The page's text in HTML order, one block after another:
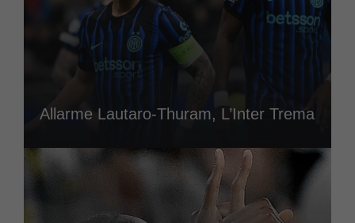
Allarme Lautaro-Thuram, L’Inter Trema